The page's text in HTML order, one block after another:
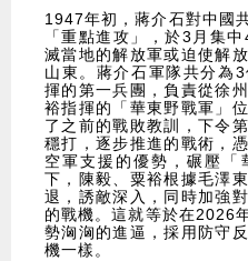
1947年初，蔣介石對中國
「重點進攻」，於3月集
滅當地的解放軍或迫使解
山東。蔣介石軍隊共分為
揮的第一兵團，負責從徐
裕指揮的「華東野戰軍」
了之前的戰敗教訓，下令
穩打，逐步推進的戰術，
空軍支援的優勢，碾壓「
下，陳毅、粟裕根據毛澤
退，誘敵深入，同時加強
的戰機。這就等於在2026
勢洶洶的進逼，採用防守
機一樣。